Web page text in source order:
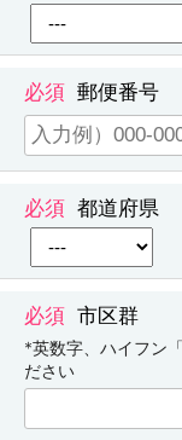
郵便番号
都道府県
市区群
*英数字、ハイフン
ださい